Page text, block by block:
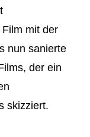
mit der
nun sanierte
der ein
skizziert.